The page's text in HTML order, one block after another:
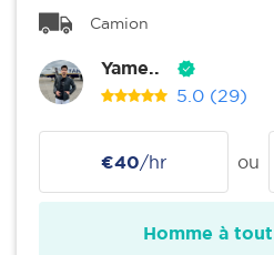
Camion
Yame..
5.0 (29)
€40/hr ou
Homme à